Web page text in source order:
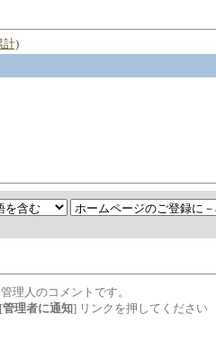
計)
理人のコメントです。
管理者に通知] リンクを押してください